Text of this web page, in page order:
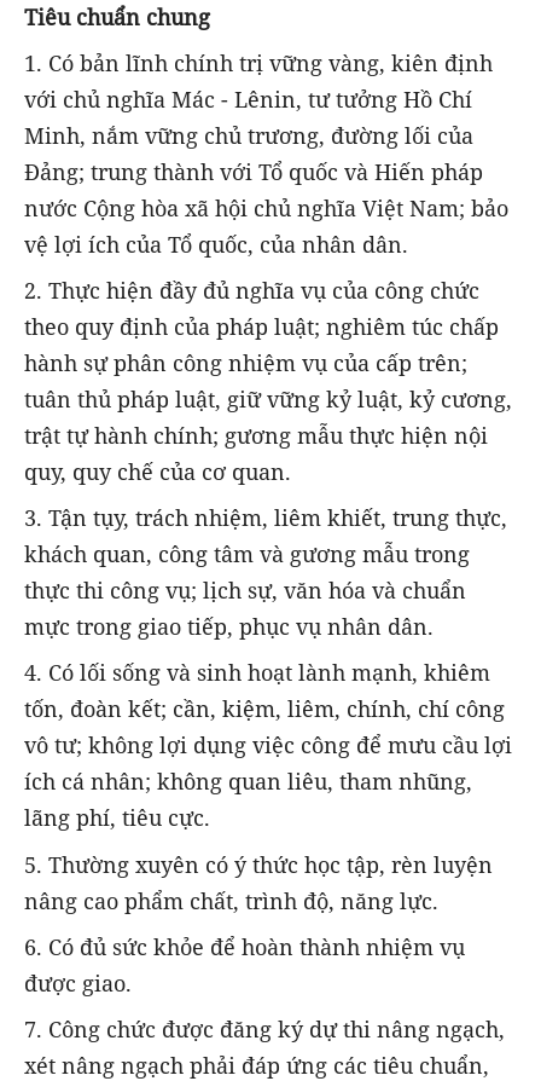
Tiêu chuẩn chung
1. Có bản lĩnh chính trị vững vàng, kiên định
với chủ nghĩa Mác - Lênin, tư tưởng Hồ Chí
Minh, nắm vững chủ trương, đường lối của
Đảng; trung thành với Tổ quốc và Hiến pháp
nước Cộng hòa xã hội chủ nghĩa Việt Nam; bảo
vệ lợi ích của Tổ quốc, của nhân dân.
2. Thực hiện đầy đủ nghĩa vụ của công chức
theo quy định của pháp luật; nghiêm túc chấp
hành sự phân công nhiệm vụ của cấp trên;
tuân thủ pháp luật, giữ vững kỷ luật, kỷ cương,
trật tự hành chính; gương mẫu thực hiện nội
quy, quy chế của cơ quan.
3. Tận tụy, trách nhiệm, liêm khiết, trung thực,
khách quan, công tâm và gương mẫu trong
thực thi công vụ; lịch sự, văn hóa và chuẩn
mực trong giao tiếp, phục vụ nhân dân.
4. Có lối sống và sinh hoạt lành mạnh, khiêm
tốn, đoàn kết; cần, kiệm, liêm, chính, chí công
vô tư; không lợi dụng việc công để mưu cầu lợi
ích cá nhân; không quan liêu, tham nhũng,
lãng phí, tiêu cực.
5. Thường xuyên có ý thức học tập, rèn luyện
nâng cao phẩm chất, trình độ, năng lực.
6. Có đủ sức khỏe để hoàn thành nhiệm vụ
được giao.
7. Công chức được đăng ký dự thi nâng ngạch,
xét nâng ngạch phải đáp ứng các tiêu chuẩn,